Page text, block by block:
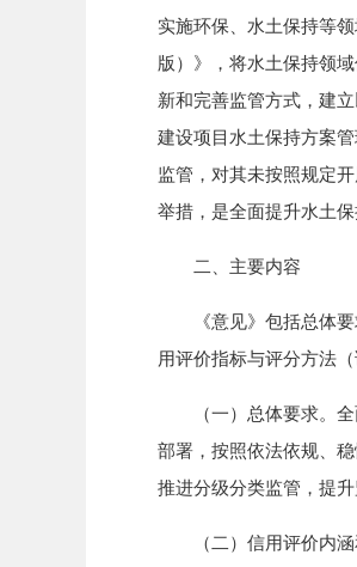
实施环保、水土保持等
版）》，将水土保持领
新和完善监管方式，建
建设项目水土保持方案
监管，对其未按照规定
举措，是全面提升水土
二、主要内容
《意见》包括总体要
用评价指标与评分方法（
（一）总体要求。全
部署，按照依法依规、
推进分级分类监管，提升
（二）信用评价内涵